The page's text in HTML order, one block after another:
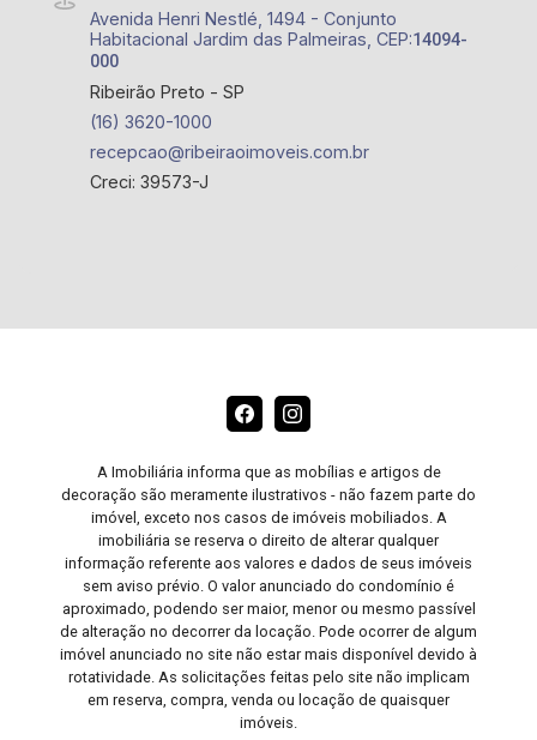
Avenida Henri Nestlé, 1494 - Conjunto
Habitacional Jardim das Palmeiras, CEP:14094-
000
Ribeirão Preto - SP
(16) 3620-1000
recepcao@ribeiraoimoveis.com.br
Creci: 39573-J
A Imobiliária informa que as mobílias e artigos de
decoração são meramente ilustrativos - não fazem parte do
imóvel, exceto nos casos de imóveis mobiliados. A
imobiliária se reserva o direito de alterar qualquer
informação referente aos valores e dados de seus imóveis
sem aviso prévio. O valor anunciado do condomínio é
aproximado, podendo ser maior, menor ou mesmo passível
de alteração no decorrer da locação. Pode ocorrer de algum
imóvel anunciado no site não estar mais disponível devido à
rotatividade. As solicitações feitas pelo site não implicam
em reserva, compra, venda ou locação de quaisquer
imóveis.